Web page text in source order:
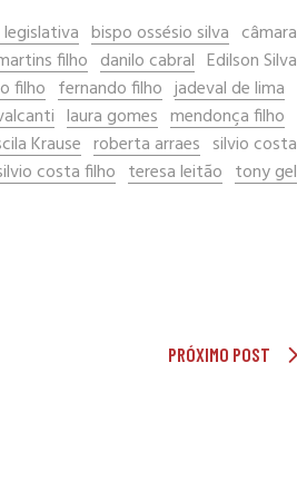
bispo ossésio silva câmara
filho danilo cabral Edilson Silva
filho fernando filho jadeval de lima
laura gomes mendonça filho
Krause roberta arraes silvio costa
costa filho teresa leitão tony gel
PRÓXIMO POST